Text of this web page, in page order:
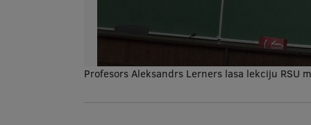
Profesors Aleksandrs Lerners lasa lekciju RSU